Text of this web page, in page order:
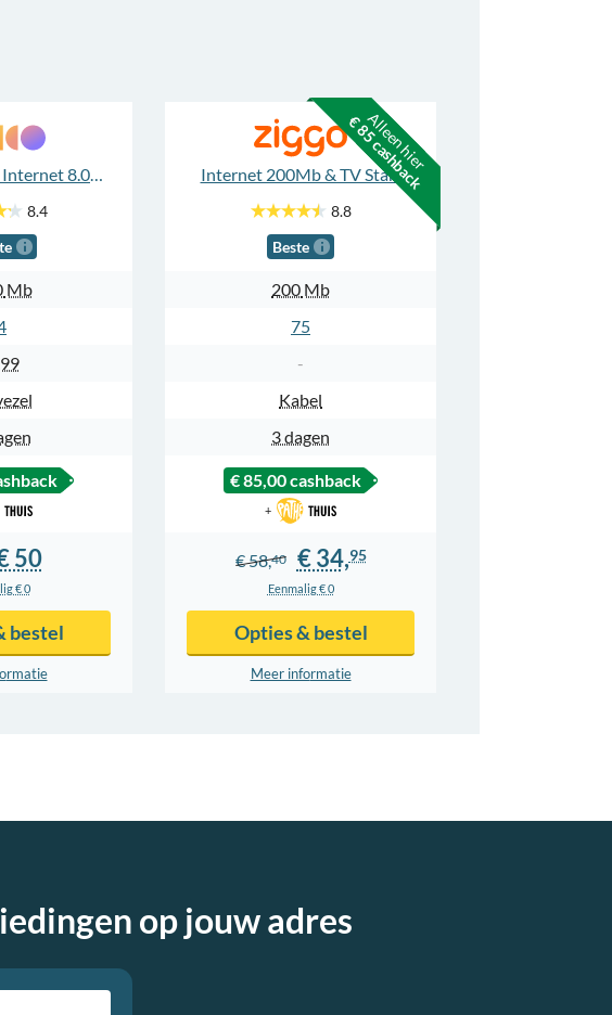
Alleen hier
€ 85 cashback
Thuis Glasvezel Internet 8.000Mb en TV App
8.4
Internet 200Mb & TV Start
8.8
Beste
Mb 200 Mb
75
-
Kabel
3 dagen
€ 85,00cashback
+
50
€ 0
bestel
rmatie
€ 58,40 € 34,95
Eenmalig € 0
Opties & bestel
Meer informatie
op jouw adres